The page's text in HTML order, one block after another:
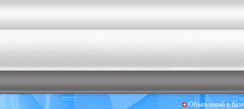
Объявлений в